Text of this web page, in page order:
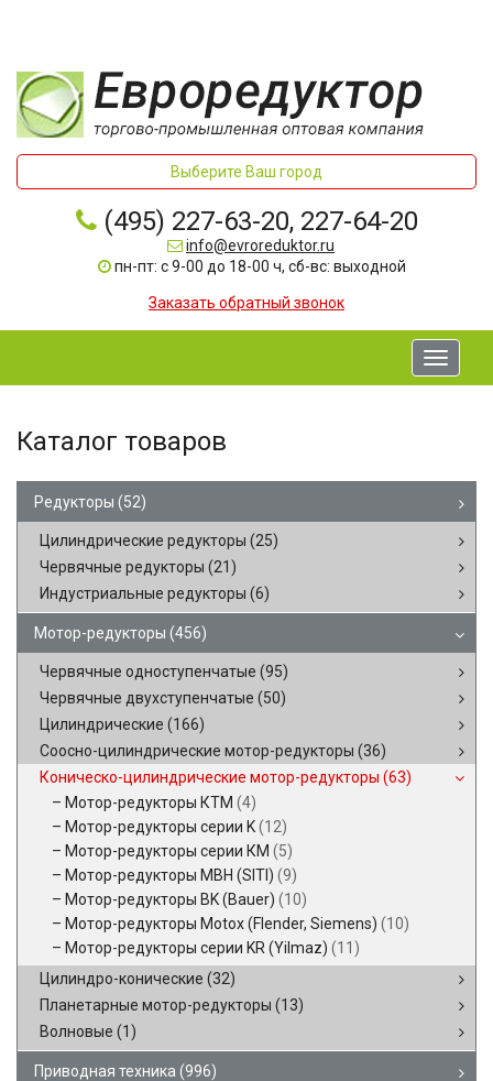
Выберите Ваш город
(495) 227-63-20, 227-64-20
info@evroreduktor.ru
пн-пт: с 9-00 до 18-00 ч, сб-вс: выходной
Заказать обратный звонок
Toggle
Каталог товаров
Редукторы (52)
Цилиндрические редукторы (25)
Червячные редукторы (21)
Индустриальные редукторы (6)
Мотор-редукторы (456)
Червячные одноступенчатые (95)
Червячные двухступенчатые (50)
Цилиндрические (166)
Соосно-цилиндрические мотор-редукторы (36)
Коническо-цилиндрические мотор-редукторы (63)
Мотор-редукторы КТМ (4)
Мотор-редукторы серии K(12)
Мотор-редукторы серии КМ (5)
Мотор-редукторы MBH (SITI) (9)
Мотор-редукторы BK (Bauer) (10)
Мотор-редукторы Motox (Flender, Siemens) (10)
Мотор-редукторы серии KR (Yilmaz) (11)
Цилиндро-конические (32)
Планетарные мотор-редукторы (13)
Волновые (1)
Приводная техника (996)